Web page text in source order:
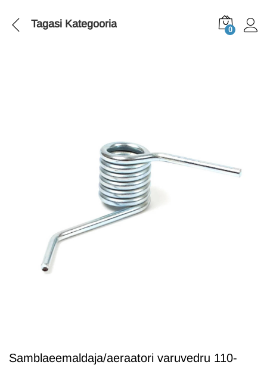
Tagasi Kategooria 0
Samblaeemaldaja/aeraatori varuvedru 110-